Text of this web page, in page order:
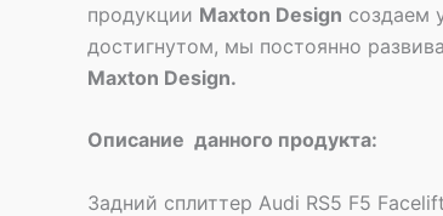
продукции Maxton Design создаем
достигнутом, мы постоянно
Maxton Design.
Описание данного продукта:
Задний сплиттер Audi RS5 F5 Facelift